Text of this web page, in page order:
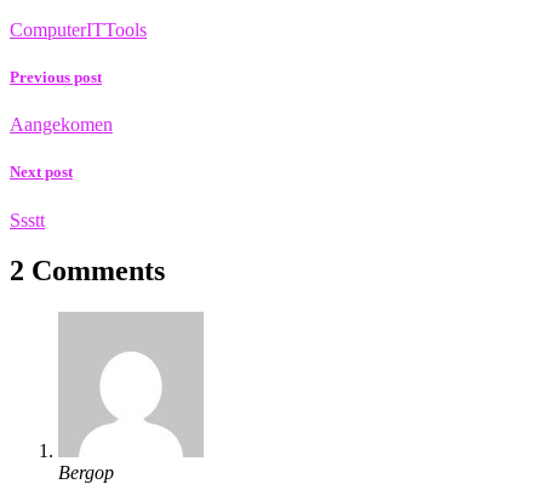
ComputerITTools
Previous post
Aangekomen
Next post
Ssstt
2 Comments
Bergop